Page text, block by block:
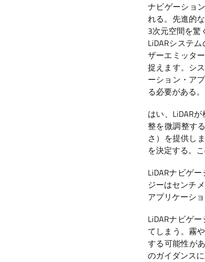
ナビゲーショ
れる。先進的
3次元空間を驚
LiDARシステ
ザーエミッタ
捉えます。シ
ーション・ア
る必要がある。
はい、LiDAR
整を微調整す
さ）を提供し
を決定する。
LiDARナビゲ
ジーはセンチ
アプリケーシ
LiDARナビゲ
てしまう。霧
する可能性が
のガイダンス